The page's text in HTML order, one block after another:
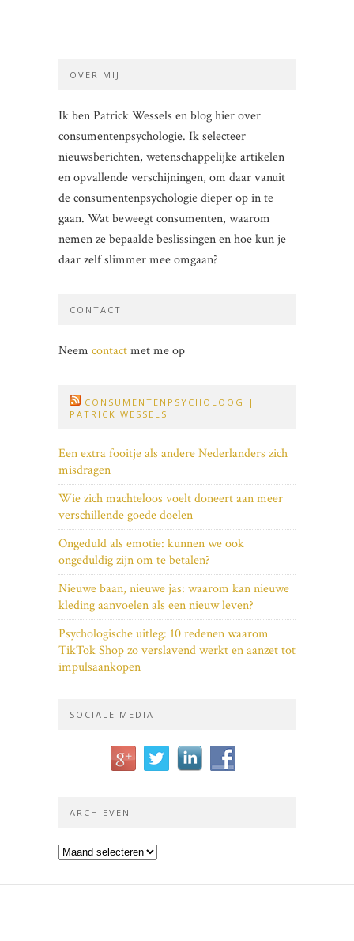
OVER MIJ
Ik ben Patrick Wessels en blog hier over
consumentenpsychologie. Ik selecteer
nieuwsberichten, wetenschappelijke artikelen
en opvallende verschijningen, om daar vanuit
de consumentenpsychologie dieper op in te
gaan. Wat beweegt consumenten, waarom
nemen ze bepaalde beslissingen en hoe kun je
daar zelf slimmer mee omgaan?
CONTACT
Neem contactmet me op
CONSUMENTENPSYCHOLOOG |
PATRICK WESSELS
Een extra fooitje als andere Nederlanders zich
misdragen
Wie zich machteloos voelt doneert aan meer
verschillende goede doelen
Ongeduld als emotie: kunnen we ook
ongeduldig zijn om te betalen?
Nieuwe baan, nieuwe jas: waarom kan nieuwe
kleding aanvoelen als een nieuw leven?
Psychologische uitleg: 10 redenen waarom
TikTok Shop zo verslavend werkt en aanzet tot
impulsaankopen
SOCIALE MEDIA
ARCHIEVEN
Archieven